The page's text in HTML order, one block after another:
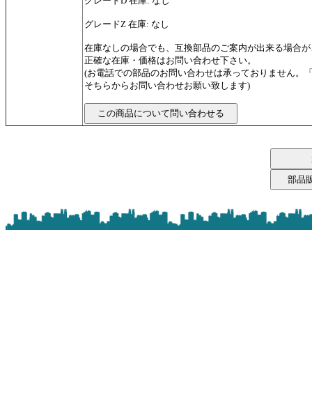
グレードZ 在庫: なし
在庫なしの場合でも、互換部品のご案内が出来る場合
正確な在庫・価格はお問い合わせ下さい。
(お電話での部品のお問い合わせは承っておりません。
そちらからお問い合わせお願い致します)